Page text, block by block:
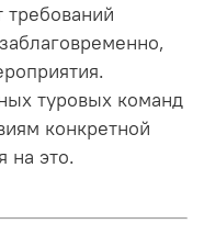
требований
туровых команд
конкретной
на это.